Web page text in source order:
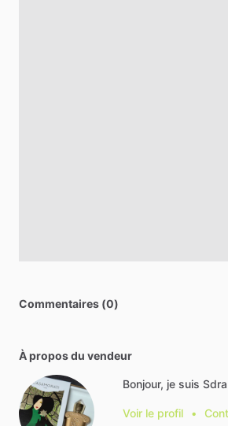
Commentaires (0)
À propos du vendeur
Bonjour, je suis
Voir le profil •